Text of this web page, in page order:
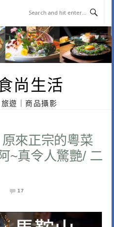
尚生活
遊｜商品攝影
原來正宗的粵菜
~真令人驚艷/ 二
17